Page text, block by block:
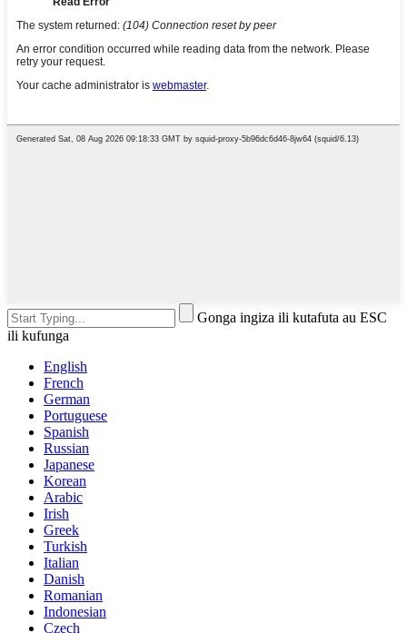
Gonga ingiza ili kutafuta au ESC
ili kufunga
English
French
German
Portuguese
Spanish
Russian
Japanese
Korean
Arabic
Irish
Greek
Turkish
Italian
Danish
Romanian
Indonesian
Czech